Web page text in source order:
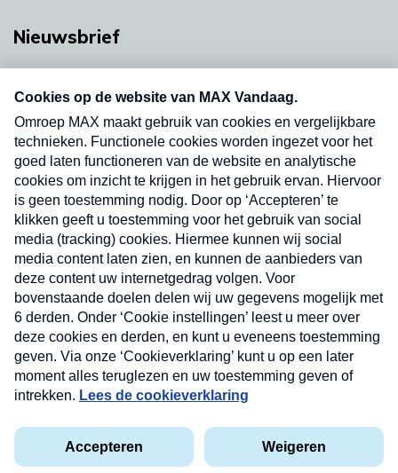
Nieuwsbrief
nieuwsbrief. Elke vrijdag- en dinsdagochtend in
uw mailbox.
Verzend
Privacyverklaring
Cookieverklaring
Kwetsbaarheid melden
Nieuwsbrief
Neem hier een gratis abonnement op onze
nieuwsbrief. Elke vrijdag- en dinsdagochtend in uw